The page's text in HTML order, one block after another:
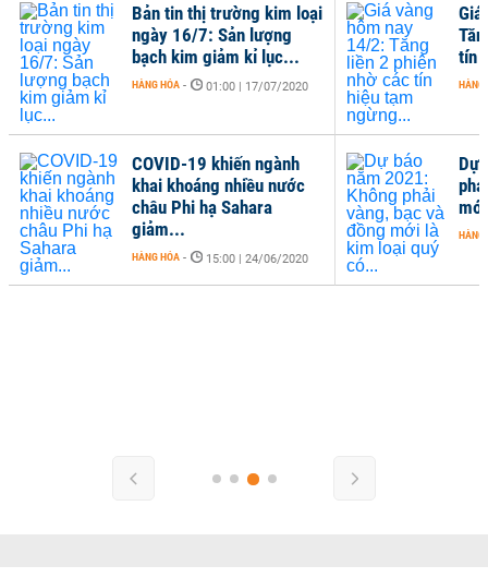
Dự
HÀNG
Bản tin thị trường kim loại
ngày 16/7: Sản lượng
bạch kim giảm kỉ lục...
HÀNG HÓA - 01:00 | 17/07/2020
COVID-19 khiến ngành
khai khoáng nhiều nước
châu Phi hạ Sahara
giảm...
HÀNG HÓA - 15:00 | 24/06/2020
tín
HÀNG